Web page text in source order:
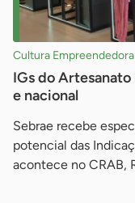
Cultura Empreendedora
IGs do
e nacional
Sebrae recebe
potencial das
acontece no CRAB,